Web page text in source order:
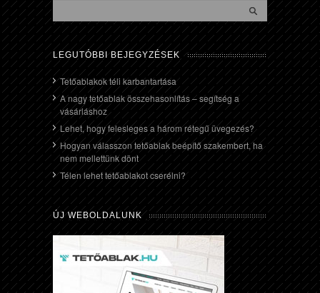
LEGUTÓBBI BEJEGYZÉSEK
Tetőablakok téli karbantartása
A nagy tetőablak összehasonlítás – segítség a
vásárláshoz
Lehet, hogy felesleges a három rétegű üvegezés?
Hogyan válasszon tetőablak beépítő szakembert, ha
nem mellettünk dönt
Télen lehet tetőablakot cserélni?
ÚJ WEBOLDALUNK